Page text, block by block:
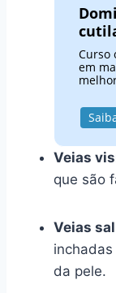
Curso
em
Veias
que são
Veias
da pele.